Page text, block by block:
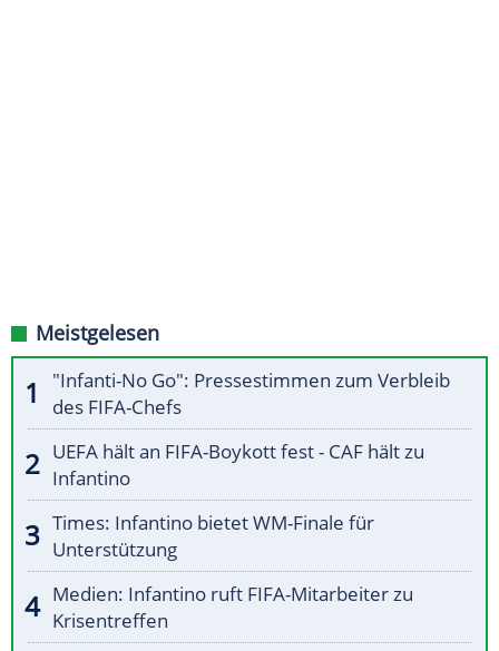
Meistgelesen
"Infanti-No Go": Pressestimmen zum Verbleib
des FIFA-Chefs
UEFA hält an FIFA-Boykott fest - CAF hält zu
Infantino
Times: Infantino bietet WM-Finale für
Unterstützung
Medien: Infantino ruft FIFA-Mitarbeiter zu
Krisentreffen